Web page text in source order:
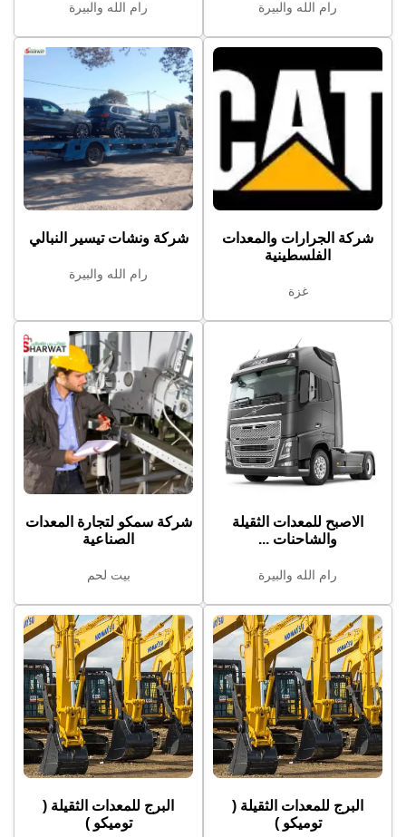
رام الله والبيرة رام الله والبيرة
شركة الجرارات والمعدات
الفلسطينية
غزة
شركة ونشات تيسير النبالي
رام الله والبيرة
الاصبح للمعدات الثقيلة
والشاحنات ...
رام الله والبيرة
شركة سمكو لتجارة المعدات
الصناعية
بيت لحم
البرج للمعدات الثقيلة (
توميكو )
البرج للمعدات الثقيلة (
توميكو )